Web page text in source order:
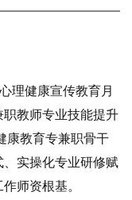
理健康宣传教育月
教师专业技能提升
康教育专兼职骨干
实操化专业研修赋
师资根基。